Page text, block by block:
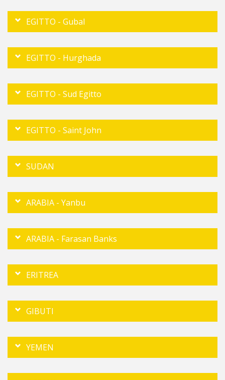
EGITTO - Gubal
EGITTO - Hurghada
EGITTO - Sud Egitto
EGITTO - Saint John
SUDAN
ARABIA - Yanbu
ARABIA - Farasan Banks
ERITREA
GIBUTI
YEMEN